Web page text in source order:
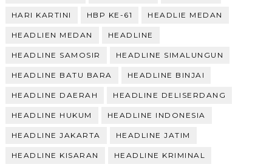
HARI KARTINI HBP KE-61 HEADLIE MEDAN
HEADLIEN MEDAN HEADLINE
HEADLINE SAMOSIR HEADLINE SIMALUNGUN
HEADLINE BATU BARA HEADLINE BINJAI
HEADLINE DAERAH HEADLINE DELISERDANG
HEADLINE HUKUM HEADLINE INDONESIA
HEADLINE JAKARTA HEADLINE JATIM
HEADLINE KISARAN HEADLINE KRIMINAL